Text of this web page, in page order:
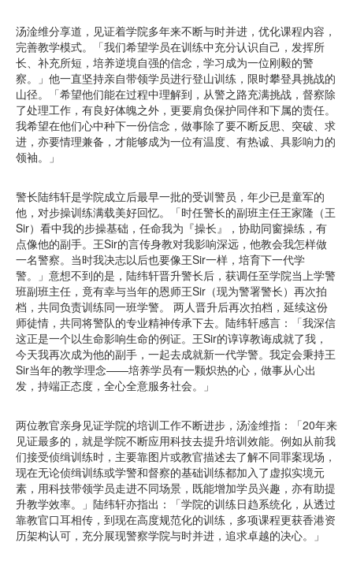
汤淦维分享道，见证着学院多年来不断与时并进，优化课程内容，
完善教学模式。「我们希望学员在训练中充分认识自己，发挥所
长、补充所短，培养逆境自强的信念，学习成为一位刚毅的警
察。」他一直坚持亲自带领学员进行登山训练，限时攀登具挑战的
山径。「希望他们能在过程中理解到，从警之路充满挑战，督察除
了处理工作，有良好体魄之外，更要肩负保护同伴和下属的责任。
我希望在他们心中种下一份信念，做事除了要不断反思、突破、求
进，亦要情理兼备，才能够成为一位有温度、有热诚、具影响力的
领袖。」
警长陆纬轩是学院成立后最早一批的受训警员，年少已是童军的
他，对步操训练满载美好回忆。「时任警长的副班主任王家隆（王
Sir）看中我的步操基础，任命我为『操长』，协助同窗操练，有
点像他的副手。王Sir的言传身教对我影响深远，他教会我怎样做
一名警察。当时我决志以后也要像王Sir一样，培育下一代学
警。」意想不到的是，陆纬轩晋升警长后，获调任至学院当上学警
班副班主任，竟有幸与当年的恩师王Sir（现为警署警长）再次拍
档，共同负责训练同一班学警。 两人晋升后再次拍档，延续这份
师徒情，共同将警队的专业精神传承下去。陆纬轩感言：「我深信
这正是一个以生命影响生命的例证。 王Sir的谆谆教诲成就了我，
今天我再次成为他的副手，一起去成就新一代学警。我定会秉持王
Sir当年的教学理念——培养学员有一颗炽热的心，做事从心出
发，持端正态度，全心全意服务社会。」
两位教官亲身见证学院的培训工作不断进步，汤淦维指：「20年来
见证最多的，就是学院不断应用科技去提升培训效能。例如从前我
们接受侦缉训练时，主要靠图片或教官描述去了解不同罪案现场，
现在无论侦缉训练或学警和督察的基础训练都加入了虚拟实境元
素，用科技带领学员走进不同场景，既能增加学员兴趣，亦有助提
升教学效率。」陆纬轩亦指出：「学院的训练日趋系统化，从透过
靠教官口耳相传，到现在高度规范化的训练，多项课程更获香港资
历架构认可，充分展现警察学院与时并进，追求卓越的决心。」